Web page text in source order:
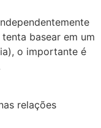
basear em um
o importante é
relações